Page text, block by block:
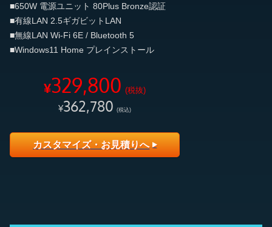
■650W 電源ユニット 80Plus Bronze認証
■有線LAN 2.5ギガビットLAN
■無線LAN Wi-Fi 6E / Bluetooth 5
■Windows11 Home プレインストール
¥329,800 (税抜)
¥362,780 (税込)
カスタマイズ・お見積りへ